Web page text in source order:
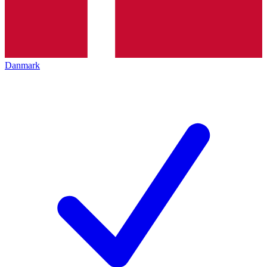
Danmark